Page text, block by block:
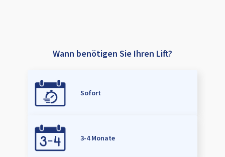
Wann benötigen Sie Ihren Lift?
Sofort
3-4 Monate